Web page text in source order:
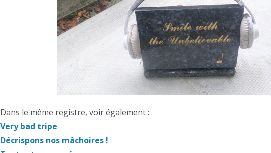
Dans le même registre, voir également :
Very bad tripe
Décrispons nos mâchoires !